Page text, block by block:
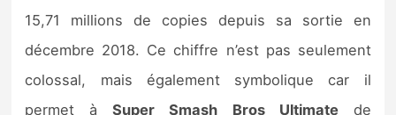
15,71 millions de copies depuis sa sortie en
décembre 2018. Ce chiffre n’est pas seulement
colossal, mais également symbolique car il
permet àSuper Smash Bros Ultimatede